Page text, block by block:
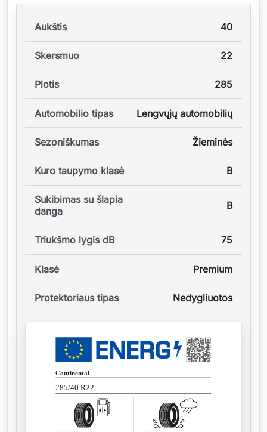
Aukštis 40
Skersmuo 22
Plotis 285
Automobilio tipas Lengvųjų automobilių
Sezoniškumas Žieminės
Kuro taupymo klasė B
Sukibimas su šlapia
danga
B
Triukšmo lygis dB 75
Klasė Premium
Protektoriaus tipas Nedygliuotos
Continental
285/40 R22